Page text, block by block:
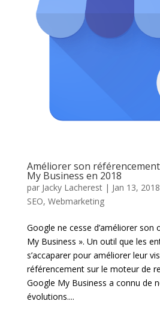
Améliorer son
My Business en 2018
par Jacky Lacherest| Jan 13, 2018
SEO, Webmarketing
Google ne cesse d’améliorer son
My Business ». Un outil que les
s’accaparer pour améliorer leur
référencement sur le moteur de
Google My Business a connu de
évolutions....